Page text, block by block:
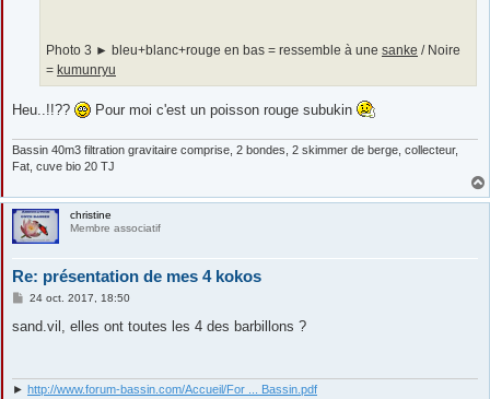
Photo 3 ► bleu+blanc+rouge en bas = ressemble à une sanke / Noire
= kumunryu
Heu..!!?? Pour moi c'est un poisson rouge subukin
Bassin 40m3 filtration gravitaire comprise, 2 bondes, 2 skimmer de berge, collecteur,
Fat, cuve bio 20 TJ
christine
Membre associatif
Re: présentation de mes 4 kokos
M
s
24 oct. 2017, 18:50
sand.vil, elles ont toutes les 4 des barbillons ?
► http://www.forum-bassin.com/Accueil/For ... Bassin.pdf